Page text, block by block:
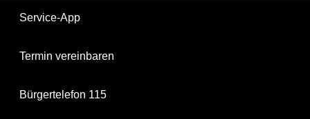
Service-App
Termin vereinbaren
Bürgertelefon 115